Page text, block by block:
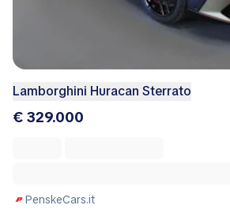
Lamborghini Huracan Sterrato
€ 329.000
PenskeCars.it